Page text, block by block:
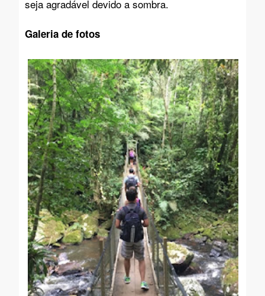
seja agradável devido a sombra.
Galeria de fotos